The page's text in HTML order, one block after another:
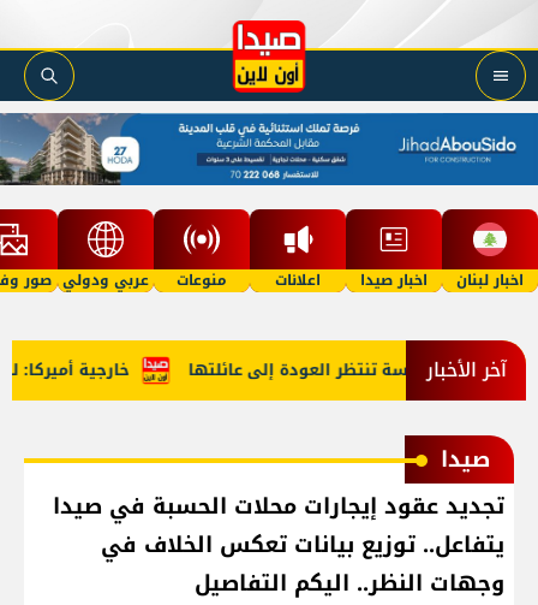
اخبار لبنان اخبار صيدا اعلانات منوعات عربي ودولي صور
آخر الأخبار خارجية أميركا: لبنان الخامسة تنتظر العودة إلى عائلتها
صيدا
تجديد عقود إيجارات محلات الحسبة في صيدا
يتفاعل.. توزيع بيانات تعكس الخلاف في
وجهات النظر.. اليكم التفاصيل